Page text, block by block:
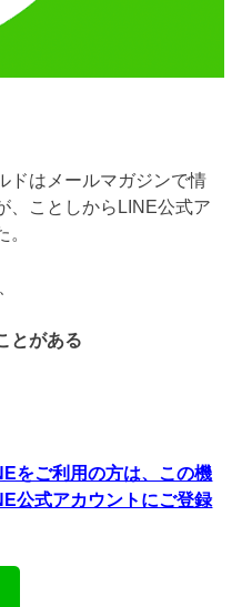
ドはメールマガジンで情
、ことしからLINE公式ア
とがある
をご利用の方は、この機
公式アカウントにご登録